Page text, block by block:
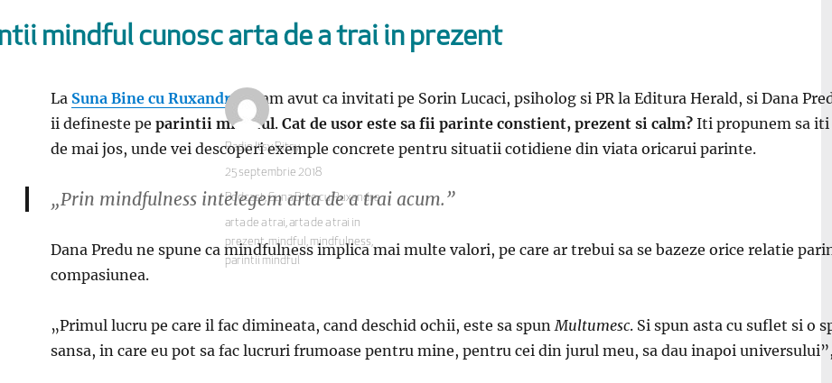
mindful cunosc arta de a trai in prezent
La Suna Bine cu Ruxandra , i-am avut ca invitati pe Sorin Lucaci, psiholog si PR la Editura Herald, si Dana
ii defineste pe parintii mindful. Cat de usor este sa fii parinte constient, prezent si calm?Iti propunem sa iti
de mai jos, unde vei descoperi exemple concrete pentru situatii cotidiene din viata oricarui parinte.
„Prin mindfulness intelegem arta de a trai acum.”
Dana Predu ne spune ca mindfulness implica mai multe valori, pe care ar trebui sa se bazeze orice relatie
compasiunea.
„Primul lucru pe care il fac dimineata, cand deschid ochii, este sa spunMultumesc. Si spun asta cu suflet si o
sansa, in care eu pot sa fac lucruri frumoase pentru mine, pentru cei din jurul meu, sa dau inapoi
Autor
Radio Itsy Bitsy
Publicat
pe
25 septembrie 2018
Categorii
Podcast,Suna Bine cu Ruxandra
Etichete
arta de a trai,arta de a trai in
prezent,mindful , mindfulness,
parintii mindful